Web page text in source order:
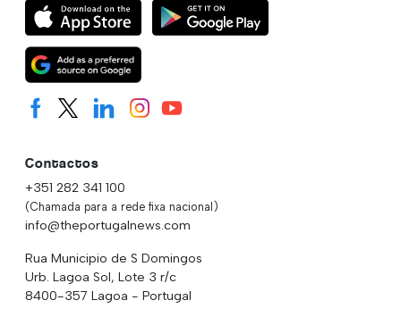
Contactos
+351 282 341 100
(Chamada para a rede fixa nacional)
info@theportugalnews.com
Rua Municipio de S Domingos
Urb. Lagoa Sol, Lote 3 r/c
8400-357 Lagoa - Portugal